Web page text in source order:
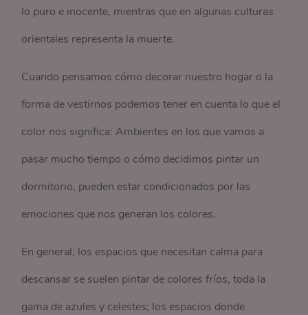
lo puro e inocente, mientras que en algunas culturas
orientales representa la muerte.
Cuando pensamos cómo decorar nuestro hogar o la
forma de vestirnos podemos tener en cuenta lo que el
color nos significa: Ambientes en los que vamos a
pasar mucho tiempo o cómo decidimos pintar un
dormitorio, pueden estar condicionados por las
emociones que nos generan los colores.
En general, los espacios que necesitan calma para
descansar se suelen pintar de colores fríos, toda la
gama de azules y celestes; los espacios donde